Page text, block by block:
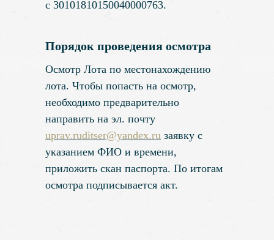
с 30101810150040000763.
Порядок проведения осмотра
Осмотр Лота по местонахождению
лота. Чтобы попасть на осмотр,
необходимо предварительно
направить на эл. почту
uprav.ruditser@yandex.ru заявку с
указанием ФИО и времени,
приложить скан паспорта. По итогам
осмотра подписывается акт.